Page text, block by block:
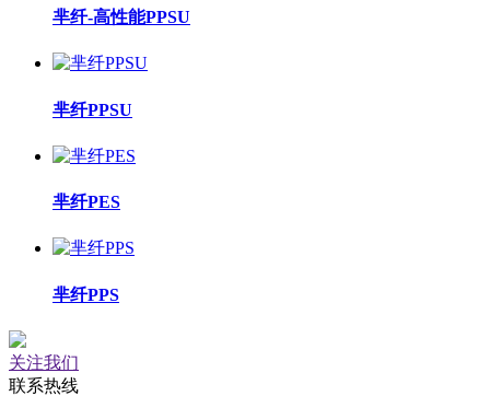
芈纤-高性能PPSU
芈纤PPSU
芈纤PES
芈纤PPS
关注我们
联系热线